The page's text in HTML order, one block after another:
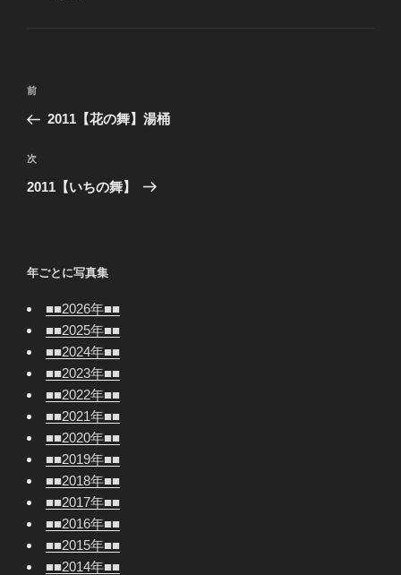
投
ナ
ビ
ゲ
ン
前
の
稿
前
2011【花の舞】湯桶
次
の
次
2011【いちの舞】
年ごとに写真集
■■2026年■■
■■2025年■■
■■2024年■■
■■2023年■■
■■2022年■■
■■2021年■■
■■2020年■■
■■2019年■■
■■2018年■■
■■2017年■■
■■2016年■■
■■2015年■■
■■2014年■■